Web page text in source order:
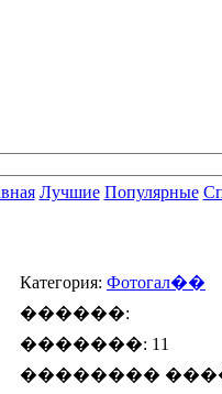
Лучшие Популярные
Категория: Фотогал��
������:
�������: 11
��������